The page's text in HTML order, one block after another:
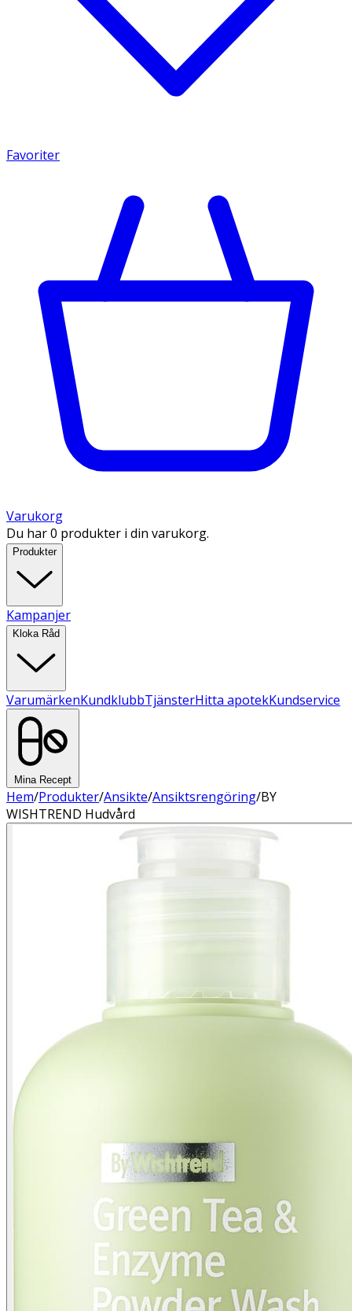
Favoriter
Varukorg
Du har 0 produkter i din varukorg.
Produkter
Kampanjer
Kloka Råd
VarumärkenKundklubbTjänsterHitta apotekKundservice
Mina Recept
Hem/Produkter/Ansikte/Ansiktsrengöring/BY
WISHTREND Hudvård